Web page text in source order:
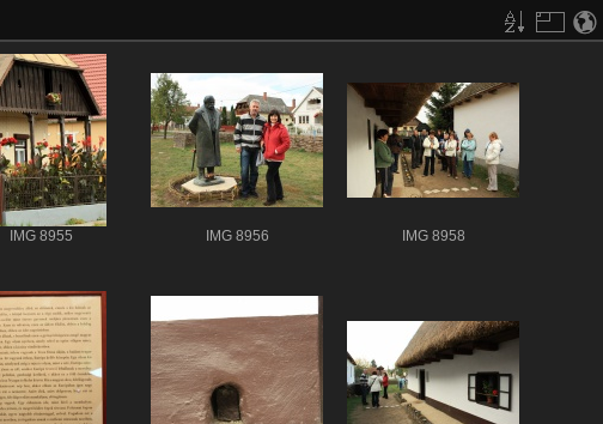
IMG 8955 IMG 8956 IMG 8958